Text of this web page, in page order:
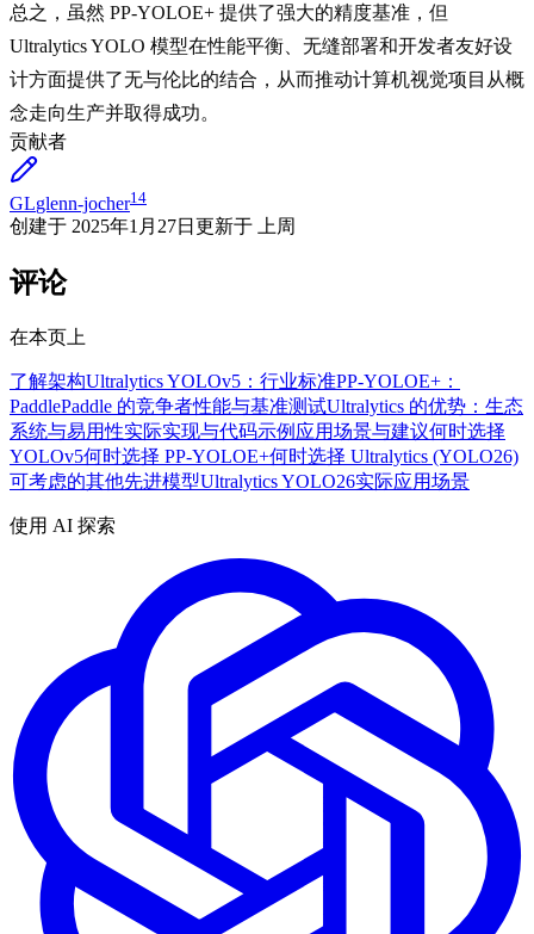
总之，虽然 PP-YOLOE+ 提供了强大的精度基准，但
Ultralytics YOLO 模型在性能平衡、无缝部署和开发者友好设
计方面提供了无与伦比的结合，从而推动计算机视觉项目从概
念走向生产并取得成功。
贡献者
GLglenn-jocher14
创建于 2025年1月27日 更新于 上周
评论
在本页上
了解架构Ultralytics YOLOv5：行业标准PP-YOLOE+：
PaddlePaddle 的竞争者性能与基准测试Ultralytics 的优势：生态
系统与易用性实际实现与代码示例 应用场景与建议何时选择
YOLOv5何时选择 PP-YOLOE+何时选择 Ultralytics (YOLO26)
可考虑的其他先进模型Ultralytics YOLO26实际应用场景
使用 AI 探索